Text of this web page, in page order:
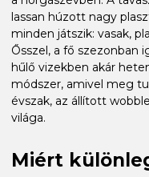
lassan húzott nagy
minden játszik: vasak,
Ősszel, a fő szezonban
hűlő vizekben akár
módszer, amivel meg
évszak, az állított
világa.
Miért